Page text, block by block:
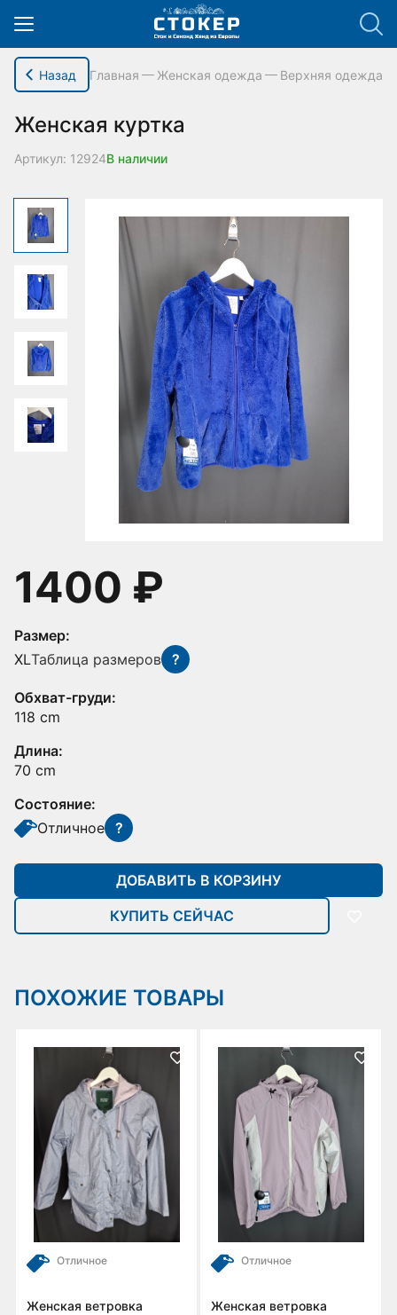
hello_elementor_body_open();
Назад Главная Женская одежда Верхняя одежда
Женская куртка
Артикул: 12924В наличии
1400 ₽
Размер:
XLТаблица размеров ?
Обхват-груди:
118 cm
Длина:
70 cm
Состояние:
Отличное ?
ДОБАВИТЬ В КОРЗИНУ
КУПИТЬ СЕЙЧАС
ПОХОЖИЕ ТОВАРЫ
Отличное
Женская ветровка
Отличное
Женская ветровка